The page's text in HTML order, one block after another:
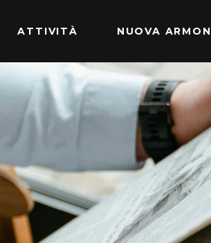
ATTIVITÀ NUOVA